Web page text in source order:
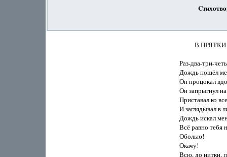
Раз-два-три-
Дождь пошёл
Он процокал
Он запрыгнул
Приставал ко
И заглядывал в
Дождь искал
Всё равно тебя
Оболью!
Окачу!
Всю, до нитки,